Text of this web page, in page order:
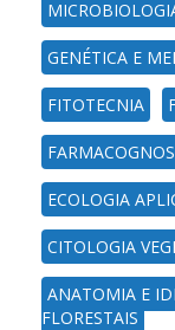
GENÉTICA E
FITOTECNIA
ECOLOGIA
CITOLOGIA
ANATOMIA E
FLORESTAIS